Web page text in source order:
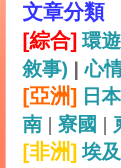
文章分類
[綜合] 環
敘事) |心
[亞洲] 日本
南 | 寮國 |
[非洲] 埃及